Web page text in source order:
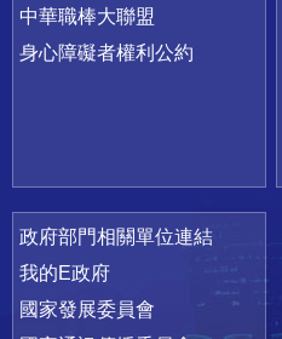
中華職棒大聯盟
身心障礙者權利公約
政府部門相關單位連結
我的E政府
國家發展委員會